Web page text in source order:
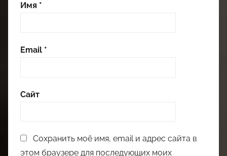
Имя *
Email *
Сайт
Сохранить моё имя, email и адрес сайта в
этом браузере для последующих моих